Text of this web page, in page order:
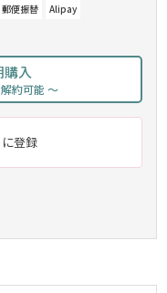
郵便振替
Alipay
購入
約可能 ～
登録